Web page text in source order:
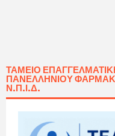
ΤΑΜΕΊΟ
ΠΑΝΕΛΛΗΝΊΟΥ
Ν.Π.Ι.Δ.